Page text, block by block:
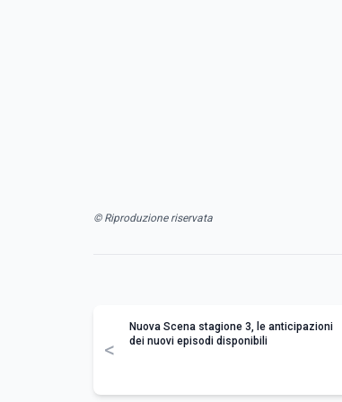
© Riproduzione riservata
<
Nuova Scena stagione 3, le anticipazioni
dei nuovi episodi disponibili